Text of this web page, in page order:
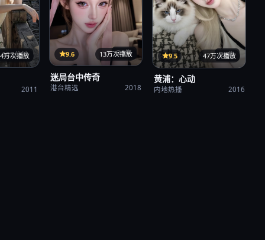
122分钟
万次播放
2011
31集
9.6 13万次播放
迷局台中传奇
港台精选 2018
24集
9.5 47万次播放
黄浦：心动
内地热播 2016